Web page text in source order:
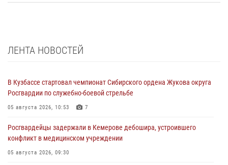
ЛЕНТА НОВОСТЕЙ
В Кузбассе стартовал чемпионат Сибирского ордена Жукова округа
Росгвардии по служебно-боевой стрельбе
05 августа 2026, 10:53 7
Росгвардейцы задержали в Кемерове дебошира, устроившего
конфликт в медицинском учреждении
05 августа 2026, 09:30